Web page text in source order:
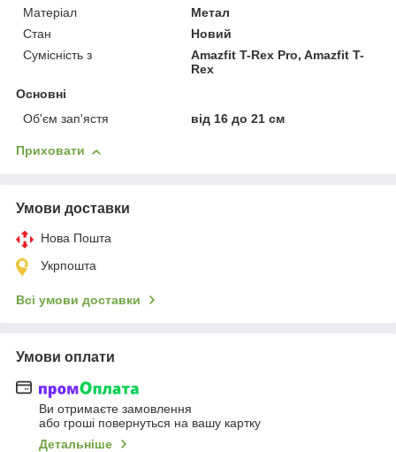
Матеріал
Метал
Стан
Новий
Сумісність з
Amazfit T-Rex Pro, Amazfit T-
Rex
Основні
Об'єм зап'ястя
від 16 до 21 см
Приховати
Умови доставки
Нова Пошта
Укрпошта
Всі умови доставки
Умови оплати
Ви отримаєте замовлення
або гроші повернуться на вашу картку
Детальніше